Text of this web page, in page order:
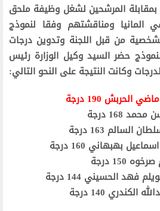
بمقابلة المرشحين لشغل وظيفة ملحق
ومناقشتهم وفقا لنموذج
من قبل اللجنة وتدوين درجات
حضر السيد وكيل الوزارة رئيس
وكانت النتيجة على النحو التالي: